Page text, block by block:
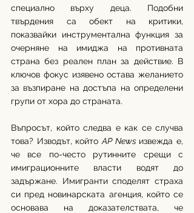
специално върху деца. Подобни
твърдения са обект на критики,
показвайки инструментална функция за
очерняне на имиджа на противната
страна без реален план за действие. В
ключов фокус изявено остава желанието
за възпиране на достъпа на определени
групи от хора до страната.
Въпросът, който следва е как се случва
това? Изводът, който AP News извежда е,
че все по-често рутинните срещи с
имиграционните власти водят до
задържане. Имигранти споделят страха
си пред новинарската агенция, който се
основава на доказателствата, че